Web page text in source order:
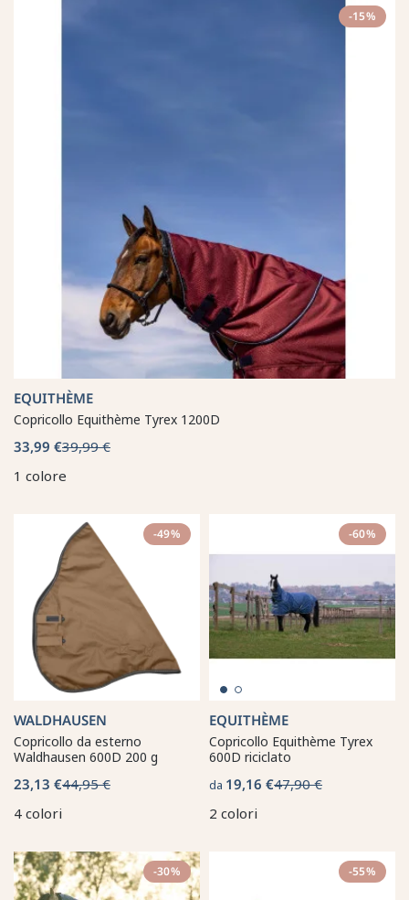
-15%
EQUITHÈME
Copricollo Equithème Tyrex 1200D
33,99 €39,99 €
1 colore
-49%
WALDHAUSEN
Copricollo da esterno
Waldhausen 600D 200 g
23,13 €44,95 €
4 colori
-60%
EQUITHÈME
Copricollo Equithème Tyrex
600D riciclato
da 19,16 €47,90 €
2 colori
-30% -55%